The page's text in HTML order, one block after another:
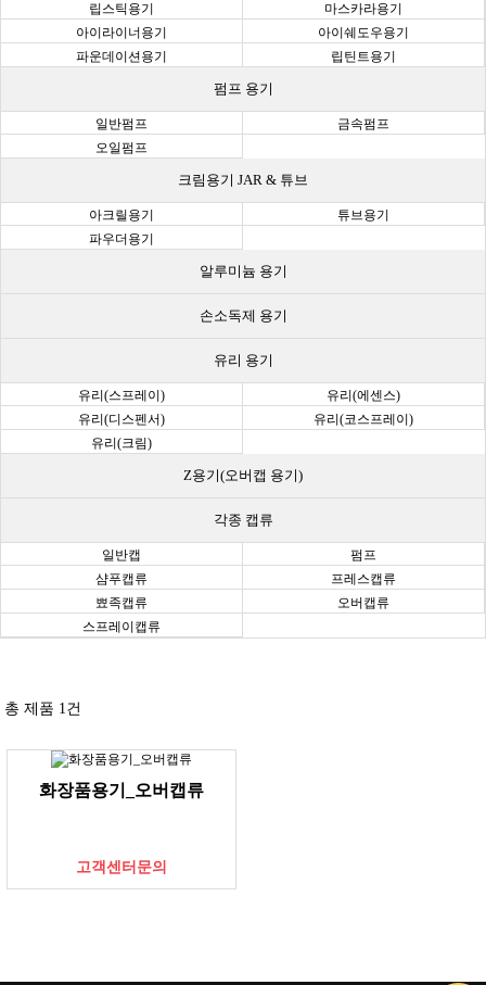
립스틱용기
마스카라용기
아이라이너용기
아이쉐도우용기
파운데이션용기
립틴트용기
펌프 용기
일반펌프
금속펌프
오일펌프
크림용기 JAR & 튜브
아크릴용기
튜브용기
파우더용기
알루미늄 용기
손소독제 용기
유리 용기
유리(스프레이)
유리(에센스)
유리(디스펜서)
유리(코스프레이)
유리(크림)
Z용기(오버캡 용기)
각종 캡류
일반캡
펌프
샴푸캡류
프레스캡류
뾰족캡류
오버캡류
스프레이캡류
총 제품 1건
화장품용기_오버캡류
고객센터문의